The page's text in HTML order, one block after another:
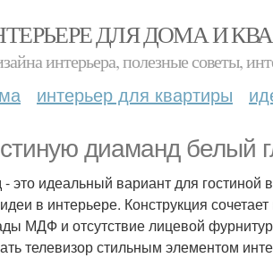
ДЛЯ ДОМА И
интерьера, полезные советы,
интерьер для квартиры
диаманд белый
это идеальный вариант для
в интерьере. Конструкция
МДФ и отсутствие лицевой
телевизор стильным элементом